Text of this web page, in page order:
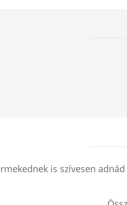
is szívesen